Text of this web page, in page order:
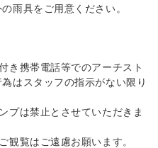
雨具をご用意ください。
き携帯電話等でのアーチスト
はスタッフの指示がない限り
プは禁止とさせていただきま
観覧はご遠慮お願います。